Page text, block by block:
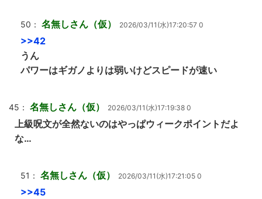
50： 名無しさん（仮） 2026/03/11(水)17:20:57 0
>>42
うん
パワーはギガノよりは弱いけどスピードが速い
45： 名無しさん（仮） 2026/03/11(水)17:19:38 0
上級呪文が全然ないのはやっぱウィークポイントだよ
な…
51： 名無しさん（仮） 2026/03/11(水)17:21:05 0
>>45